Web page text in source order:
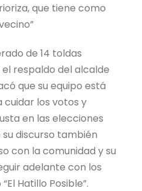
que tiene como
de 14 toldas
respaldo del alcalde
que su equipo está
cuidar los votos y
en las elecciones
su discurso también
con la comunidad y su
adelante con los
Hatillo Posible”.